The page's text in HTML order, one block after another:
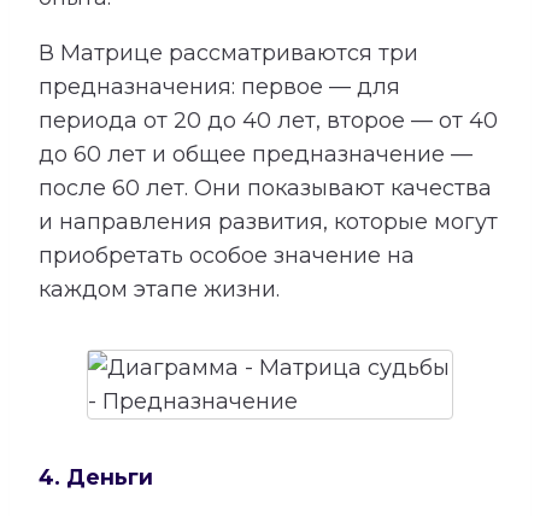
В Матрице рассматриваются три
предназначения: первое — для
периода от 20 до 40 лет, второе — от 40
до 60 лет и общее предназначение —
после 60 лет. Они показывают качества
и направления развития, которые могут
приобретать особое значение на
каждом этапе жизни.
4. Деньги